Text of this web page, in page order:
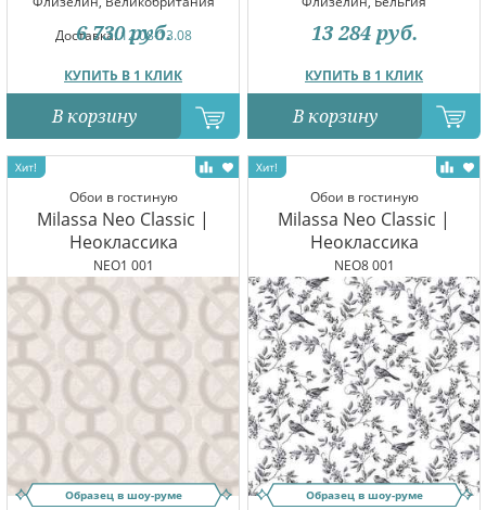
Доставка:12.08-13.08
КУПИТЬ В 1 КЛИК
6 730 руб.
В корзину
КУПИТЬ В 1 КЛИК
13 284 руб.
В корзину
Обои в гостиную
Milassa Neo Classic |
Неоклассика
NEO1 001
Образец в шоу-руме
Обои в гостиную
Milassa Neo Classic |
Неоклассика
NEO8 001
Образец в шоу-руме